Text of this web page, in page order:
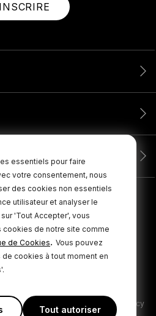
essentiels pour faire
votre consentement, nous
des cookies non essentiels
utilisateur et analyser le
sur 'Tout Accepter', vous
de notre site comme
de Cookies. Vous pouvez
cookies à tout moment en
Tout autoriser
Conditions générales Cookie Policy